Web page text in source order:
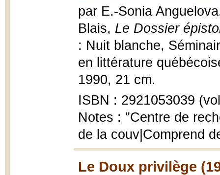
par E.-Sonia
Blais, Le Dossier
: Nuit blanche,
en littérature
1990, 21 cm.
ISBN : 2921053039
Notes : "Centre de
de la couv|Comprend
Le Doux privilège